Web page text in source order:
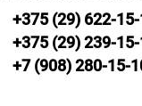
+375 (29) 622-
+375 (29) 239-
+7 (908) 280-15-